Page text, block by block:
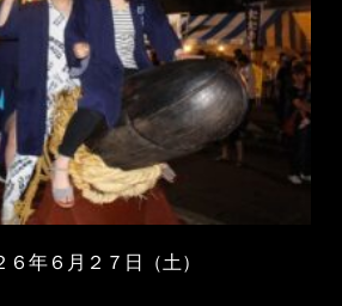
６月２７日（土）